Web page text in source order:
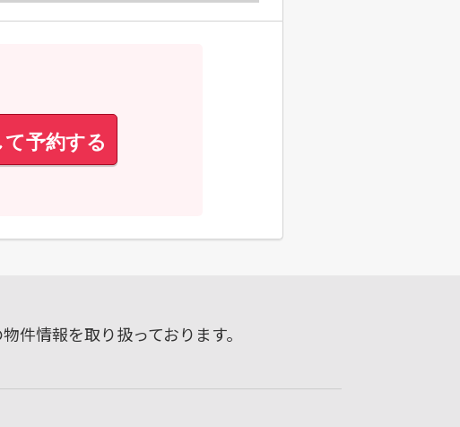
予約する
件情報を取り扱っております。